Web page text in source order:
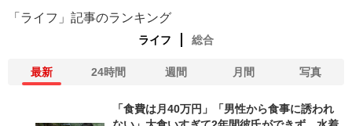
「ライフ」記事のランキング
ライフ 総合
最新 24時間 週間 月間 写真
「食費は月40万円」「男性から食事に誘われ